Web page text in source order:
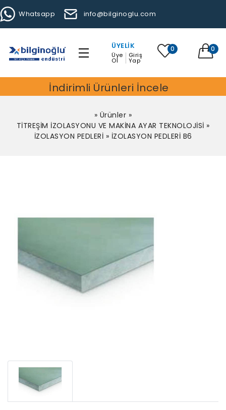
Whatsapp info@bilginoglu.com
ÜYELIK
Üye
Ol
Giriş
Yap
0 0
İndirimli Ürünleri İncele
» Ürünler »
TİTREŞİM İZOLASYONU VE MAKİNA AYAR TEKNOLOJİSİ »
İZOLASYON PEDLERİ » İZOLASYON PEDLERİ B6